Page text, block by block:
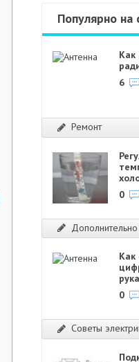
Популярно на
Как
6
Ремонт
0
Дополнительно
Как
0
Советы